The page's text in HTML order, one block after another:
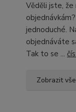
Věděli jste, že
jednoduché.
objednáváte
Tak to se ...
Zobrazit